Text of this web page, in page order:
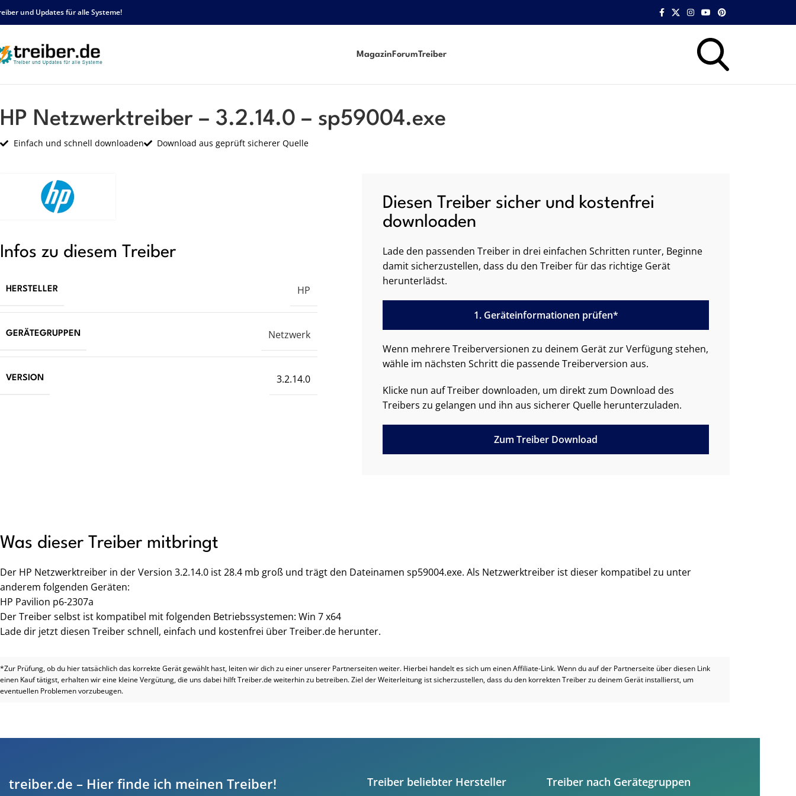
und Updates für alle Systeme!
Magazin ForumTreiber
HP Netzwerktreiber – 3.2.14.0 – sp59004.exe
Einfach und schnell downloaden Download aus geprüft sicherer Quelle
Infos zu diesem Treiber
HERSTELLER HP
GERÄTEGRUPPEN Netzwerk
VERSION 3.2.14.0
Diesen Treiber sicher und kostenfrei
downloaden
Lade den passenden Treiber in drei einfachen Schritten runter, Beginne
damit sicherzustellen, dass du den Treiber für das richtige Gerät
herunterlädst.
1. Geräteinformationen prüfen*
Wenn mehrere Treiberversionen zu deinem Gerät zur Verfügung stehen,
wähle im nächsten Schritt die passende Treiberversion aus.
Klicke nun auf Treiber downloaden, um direkt zum Download des
Treibers zu gelangen und ihn aus sicherer Quelle herunterzuladen.
Zum Treiber Download
Was dieser Treiber mitbringt
Der HP Netzwerktreiber in der Version 3.2.14.0 ist 28.4 mb groß und trägt den Dateinamen sp59004.exe. Als Netzwerktreiber ist dieser kompatibel zu unter
anderem folgenden Geräten:
HP Pavilion p6-2307a
Der Treiber selbst ist kompatibel mit folgenden Betriebssystemen: Win 7 x64
Lade dir jetzt diesen Treiber schnell, einfach und kostenfrei über Treiber.de herunter.
*Zur Prüfung, ob du hier tatsächlich das korrekte Gerät gewählt hast, leiten wir dich zu einer unserer Partnerseiten weiter. Hierbei handelt es sich um einen Affiliate-Link. Wenn du auf der Partnerseite über diesen Link
einen Kauf tätigst, erhalten wir eine kleine Vergütung, die uns dabei hilft Treiber.de weiterhin zu betreiben. Ziel der Weiterleitung ist sicherzustellen, dass du den korrekten Treiber zu deinem Gerät installierst, um
eventuellen Problemen vorzubeugen.
treiber.de – Hier finde ich meinen Treiber! Treiber beliebter Hersteller Treiber nach Gerätegruppen